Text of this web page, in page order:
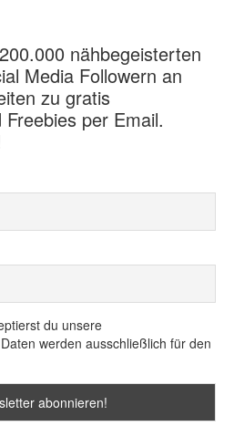
nähbegeisterten
Media Followern an
zu gratis
per Email.
du unsere
werden ausschließlich für den